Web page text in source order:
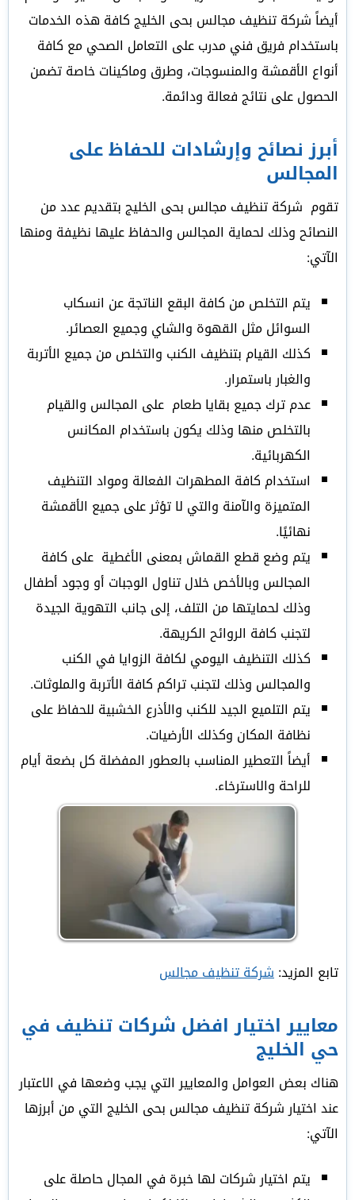
أيضاً شركة تنظيف مجالس بحى الخليج كافة هذه الخدمات
باستخدام فريق فني مدرب على التعامل الصحي مع كافة
أنواع الأقمشة والمنسوجات، وطرق وماكينات خاصة تضمن
الحصول على نتائج فعالة ودائمة.
أبرز نصائح وإرشادات للحفاظ على
المجالس
تقوم شركة تنظيف مجالس بحى الخليج بتقديم عدد من
النصائح وذلك لحماية المجالس والحفاظ عليها نظيفة ومنها
الآتي:
يتم التخلص من كافة البقع الناتجة عن انسكاب
السوائل مثل القهوة والشاي وجميع العصائر.
كذلك القيام بتنظيف الكنب والتخلص من جميع الأتربة
والغبار باستمرار.
عدم ترك جميع بقايا طعام على المجالس والقيام
بالتخلص منها وذلك يكون باستخدام المكانس
الكهربائية.
استخدام كافة المطهرات الفعالة ومواد التنظيف
المتميزة والآمنة والتي لا تؤثر على جميع الأقمشة
نهائيًا.
يتم وضع قطع القماش بمعنى الأغطية على كافة
المجالس وبالأخص خلال تناول الوجبات أو وجود أطفال
وذلك لحمايتها من التلف، إلى جانب التهوية الجيدة
لتجنب كافة الروائح الكريهة.
كذلك التنظيف اليومي لكافة الزوايا في الكنب
والمجالس وذلك لتجنب تراكم كافة الأتربة والملوثات.
يتم التلميع الجيد للكنب والأذرع الخشبية للحفاظ على
نظافة المكان وكذلك الأرضيات.
أيضاً التعطير المناسب بالعطور المفضلة كل بضعة أيام
للراحة والاسترخاء.
تابع المزيد:شركة تنظيف مجالس
معايير اختيار افضل شركات تنظيف في
حي الخليج
هناك بعض العوامل والمعايير التي يجب وضعها في الاعتبار
عند اختيار شركة تنظيف مجالس بحى الخليج التي من أبرزها
الآتي:
يتم اختيار شركات لها خبرة في المجال حاصلة على